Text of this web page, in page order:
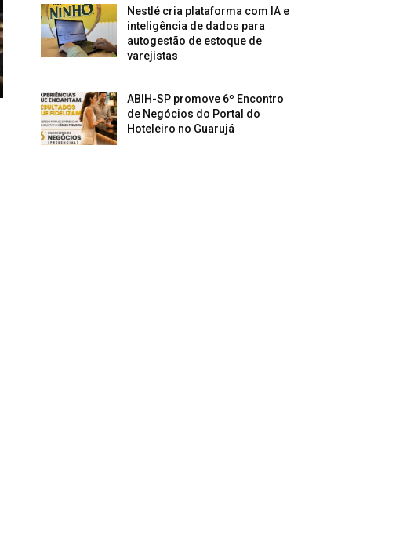
Nestlé cria plataforma com IA e
inteligência de dados para
autogestão de estoque de
varejistas
ABIH-SP promove 6º Encontro
de Negócios do Portal do
Hoteleiro no Guarujá